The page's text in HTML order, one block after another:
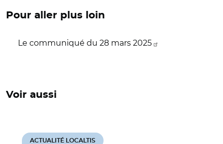
Pour aller plus loin
Le communiqué du 28 mars 2025
Voir aussi
ACTUALITÉ LOCALTIS